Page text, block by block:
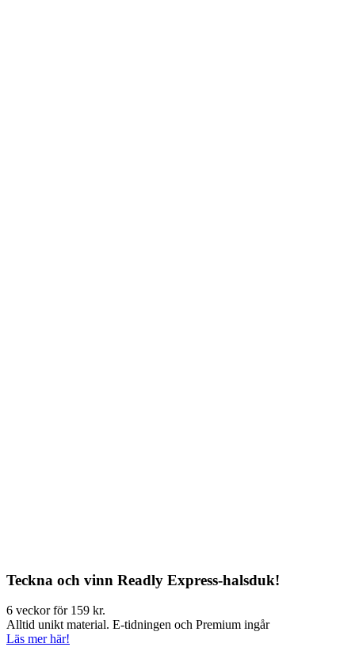
Teckna och vinn Readly Express-halsduk!
6 veckor för 159 kr.
Alltid unikt material. E-tidningen och Premium ingår
Läs mer här!